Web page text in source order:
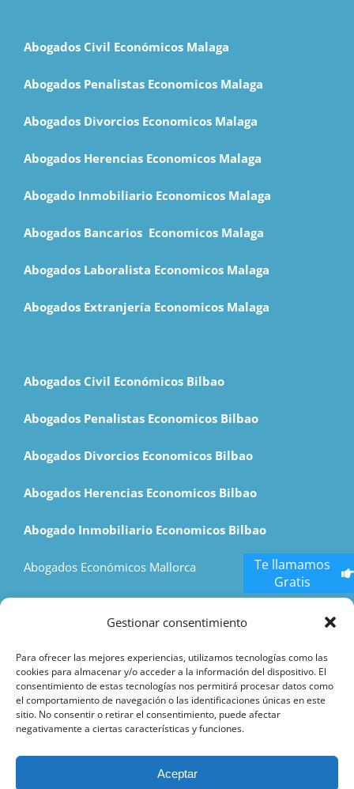
Gestionar consentimiento
Para ofrecer las mejores experiencias, utilizamos tecnologías como las
cookies para almacenar y/o acceder a la información del dispositivo. El
consentimiento de estas tecnologías nos permitirá procesar datos como
el comportamiento de navegación o las identificaciones únicas en este
sitio. No consentir o retirar el consentimiento, puede afectar
negativamente a ciertas características y funciones.
Aceptar
Abogados Civil Económicos Malaga
Abogados Penalistas Economicos Malaga
Abogados Divorcios Economicos Malaga
Abogados Herencias Economicos Malaga
Abogado Inmobiliario Economicos Malaga
Abogados Bancarios Economicos Malaga
Abogados Laboralista Economicos Malaga
Abogados Extranjería Economicos Malaga
Abogados Civil Económicos Bilbao
Abogados Penalistas Economicos Bilbao
Abogados Divorcios Economicos Bilbao
Abogados Herencias Economicos Bilbao
Abogado Inmobiliario Economicos Bilbao
Abogados Económicos Mallorca
Te llamamos
Gratis